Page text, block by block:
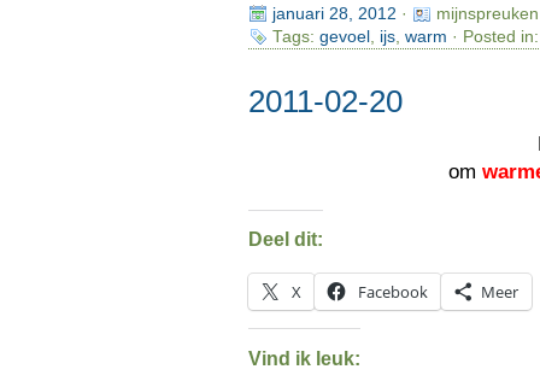
januari 28, 2012 ·
Tags: gevoel ijs, warm · Posted
2011-02-20
om
Deel dit:
X Facebook Meer
Vind ik leuk: